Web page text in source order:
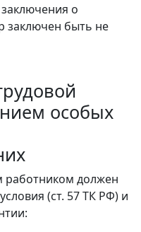
о
заключен быть не
особых
работником должен
(ст. 57 ТК РФ) и